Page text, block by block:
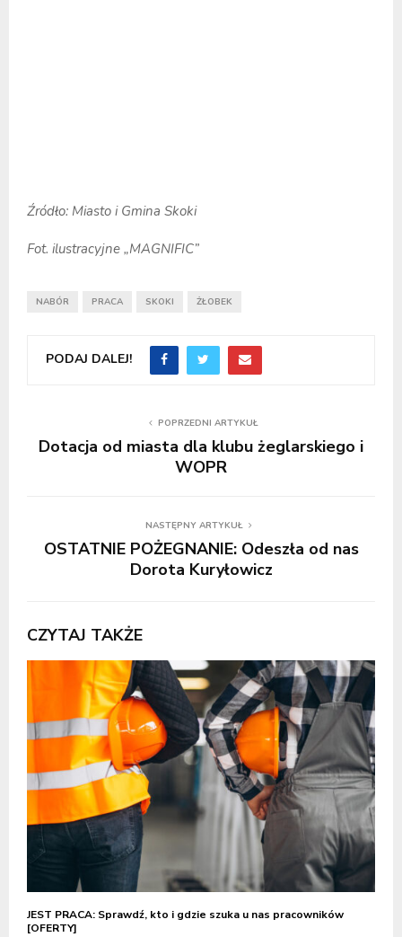
Źródło: Miasto i Gmina Skoki
Fot. ilustracyjne „MAGNIFIC”
NABÓR PRACA SKOKI ŻŁOBEK
PODAJ DALEJ!
POPRZEDNI ARTYKUŁ
Dotacja od miasta dla klubu żeglarskiego i
WOPR
NASTĘPNY ARTYKUŁ
OSTATNIE POŻEGNANIE: Odeszła od nas
Dorota Kuryłowicz
CZYTAJ TAKŻE
JEST PRACA: Sprawdź, kto i gdzie szuka u nas pracowników
[OFERTY]